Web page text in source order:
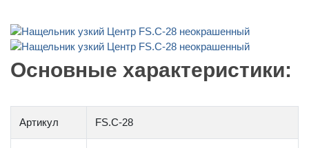
Основные характеристики:
Артикул FS.C-28